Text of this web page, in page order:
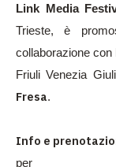
Link Media
Trieste, è
collaborazione con
Friuli Venezia
Fresa.
Info e
per